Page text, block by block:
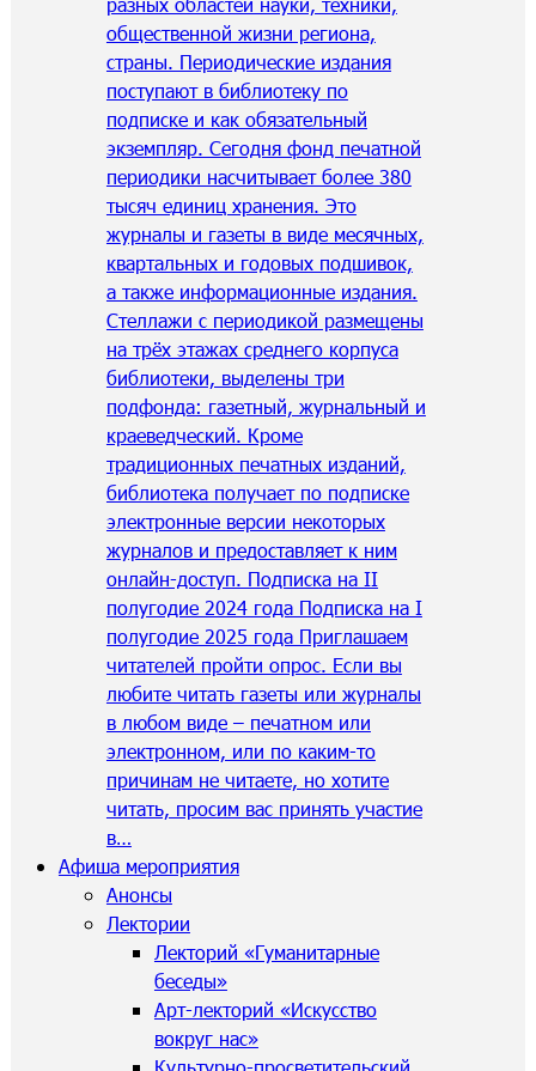
общественной жизни региона,
страны. Периодические издания
поступают в библиотеку по
подписке и как обязательный
экземпляр. Сегодня фонд печатной
периодики насчитывает более 380
тысяч единиц хранения. Это
журналы и газеты в виде месячных,
квартальных и годовых подшивок,
а также информационные издания.
Стеллажи с периодикой размещены
на трёх этажах среднего корпуса
библиотеки, выделены три
подфонда: газетный, журнальный и
краеведческий. Кроме
традиционных печатных изданий,
библиотека получает по подписке
электронные версии некоторых
журналов и предоставляет к ним
онлайн-доступ. Подписка на II
полугодие 2024 года Подписка на I
полугодие 2025 года Приглашаем
читателей пройти опрос. Если вы
любите читать газеты или журналы
в любом виде – печатном или
электронном, или по каким-то
причинам не читаете, но хотите
читать, просим вас принять участие
в…
Афиша мероприятия
Анонсы
Лектории
Лекторий «Гуманитарные
беседы»
Арт-лекторий «Искусство
вокруг нас»